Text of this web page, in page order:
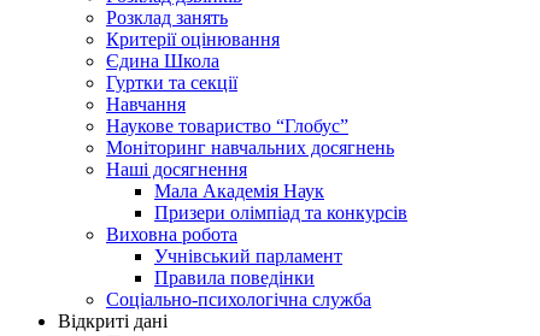
Розклад занять
Критерії оцінювання
Єдина Школа
Гуртки та секції
Навчання
Наукове товариство “Глобус”
Моніторинг навчальних досягнень
Наші досягнення
Мала Академія Наук
Призери олімпіад та конкурсів
Виховна робота
Учнівський парламент
Правила поведінки
Соціально-психологічна служба
Відкриті дані